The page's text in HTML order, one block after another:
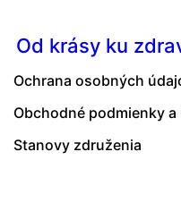
Od krásy ku
Ochrana osobných
Obchodné podmienky a
Stanovy združenia